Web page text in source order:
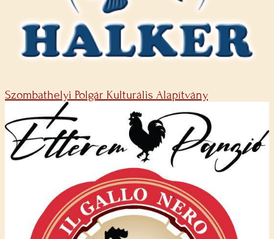
Szombathelyi Polgár Kulturális Alapítvány